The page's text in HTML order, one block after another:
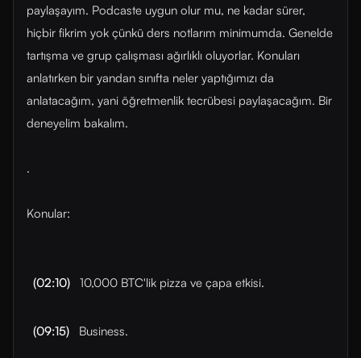
paylaşayım. Podcaste uygun olur mu, ne kadar sürer,
hiçbir fikrim yok çünkü ders notlarım minimumda. Genelde
tartışma ve grup çalışması ağırlıklı oluyorlar. Konuları
anlatırken bir yandan sınıfta neler yaptığımızı da
anlatacağım, yani öğretmenlik tecrübesi paylaşacağım. Bir
deneyelim bakalım.
.
Konular:
(02:10) 10,000 BTC'lik pizza ve çapa etkisi.
(09:15) Business.